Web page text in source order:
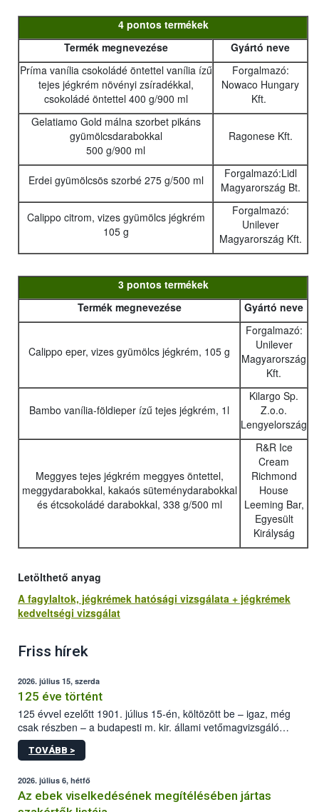
4 pontos termékek
Termék megnevezése
Gyártó neve
Príma vanília csokoládé öntettel vanília ízű
tejes jégkrém növényi zsíradékkal,
csokoládé öntettel 400 g/900 ml
Forgalmazó:
Nowaco Hungary
Kft.
Gelatiamo Gold málna szorbet pikáns
gyümölcsdarabokkal
500 g/900 ml
Ragonese Kft.
Erdei gyümölcsös szorbé 275 g/500 ml
Forgalmazó:Lidl
Magyarország Bt.
Calippo citrom, vizes gyümölcs jégkrém
105 g
Forgalmazó:
Unilever
Magyarország Kft.
3 pontos termékek
Termék megnevezése
Gyártó neve
Calippo eper, vizes gyümölcs jégkrém, 105 g
Forgalmazó:
Unilever
Magyarország
Kft.
Bambo vanília-földieper ízű tejes jégkrém, 1l
Kilargo Sp.
Z.o.o.
Lengyelország
Meggyes tejes jégkrém meggyes öntettel,
meggydarabokkal, kakaós süteménydarabokkal
és étcsokoládé darabokkal, 338 g/500 ml
R&R Ice
Cream
Richmond
House
Leeming Bar,
Egyesült
Királyság
Letölthető anyag
A fagylaltok, jégkrémek hatósági vizsgálata + jégkrémek
kedveltségi vizsgálat
Friss hírek
2026. július 15, szerda
125 éve történt
125 évvel ezelőtt 1901. július 15-én, költözött be – igaz, még
csak részben – a budapesti m. kir. állami vetőmagvizsgáló
állomás a Kis Rókus utca 15. szám alatti, Czigler Győző által
tervezett új épületébe.
TOVÁBB >
2026. július 6, hétfő
Az ebek viselkedésének megítélésében jártas